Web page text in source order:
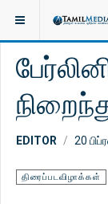
இருக்குமிடம்:
EDITOR 20
திரைப்படவிழாக்கள்